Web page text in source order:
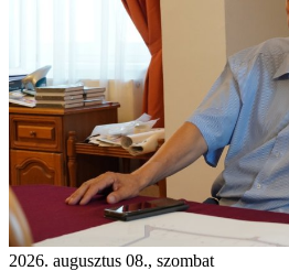
2026. augusztus 08., szombat